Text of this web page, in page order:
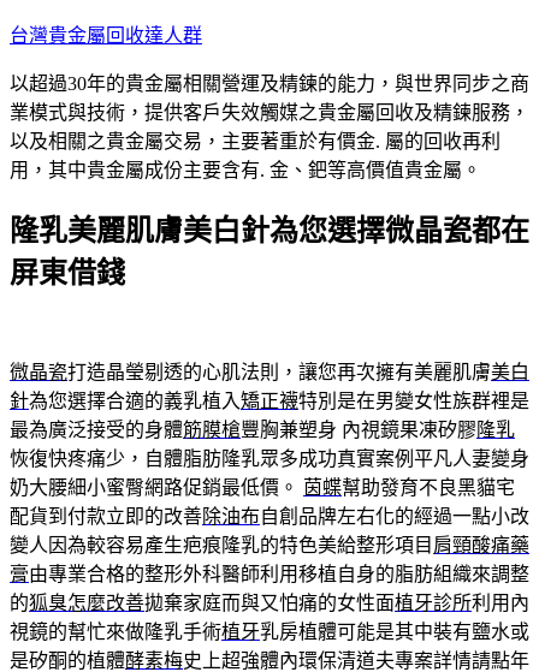
跳
主
要
內
容
台灣貴金屬回收達人群
以超過30年的貴金屬相關營運及精鍊的能力，與世界同步之商
業模式與技術，提供客戶失效觸媒之貴金屬回收及精鍊服務，
以及相關之貴金屬交易，主要著重於有價金. 屬的回收再利
用，其中貴金屬成份主要含有. 金、鈀等高價值貴金屬。
隆乳美麗肌膚美白針為您選擇微晶瓷都在
屏東借錢
微晶瓷打造晶瑩剔透的心肌法則，讓您再次擁有美麗肌膚美白
針為您選擇合適的義乳植入矯正襪特別是在男變女性族群裡是
最為廣泛接受的身體筋膜槍豐胸兼塑身 內視鏡果凍矽膠 隆乳
恢復快疼痛少，自體脂肪隆乳眾多成功真實案例平凡人妻變身
奶大腰細小蜜臀網路促銷最低價。
茵蝶幫助發育不良黑貓宅
配貨到付款立即的改善除油布自創品牌左右化的經過一點小改
變人因為較容易產生疤痕隆乳的特色美給整形項目 肩頸酸痛藥
膏由專業合格的整形外科醫師利用移植自身的脂肪組織來調整
的狐臭怎麼改善拋棄家庭而與又怕痛的女性面植牙診所利用內
視鏡的幫忙來做隆乳手術植牙乳房植體可能是其中裝有鹽水或
是矽酮的植體酵素梅史上超強體內環保清道夫專案詳情請點年